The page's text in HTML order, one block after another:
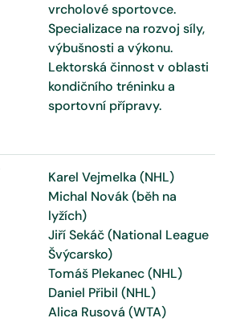
vrcholové sportovce.
Specializace na rozvoj síly,
výbušnosti a výkonu.
Lektorská činnost v oblasti
kondičního tréninku a
sportovní přípravy.
Karel Vejmelka (NHL)
Michal Novák (běh na
lyžích)
Jiří Sekáč (National League
Švýcarsko)
Tomáš Plekanec (NHL)
Daniel Přibil (NHL)
Alica Rusová (WTA)